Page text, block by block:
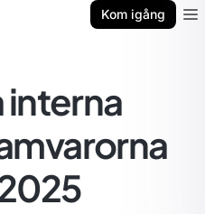
Kom igång
interna